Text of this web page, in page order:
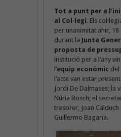
Tot a punt per a
al Col·legi. Els
per unanimitat ahir, 18
durant la Junta
proposta de
institució per a l’any
l’equip econòmic del
l’acte van estar
Jordi De Dalmases; la
Núria Bosch; el
tresorer, Joan Calduch
Guillermo Bagaria.